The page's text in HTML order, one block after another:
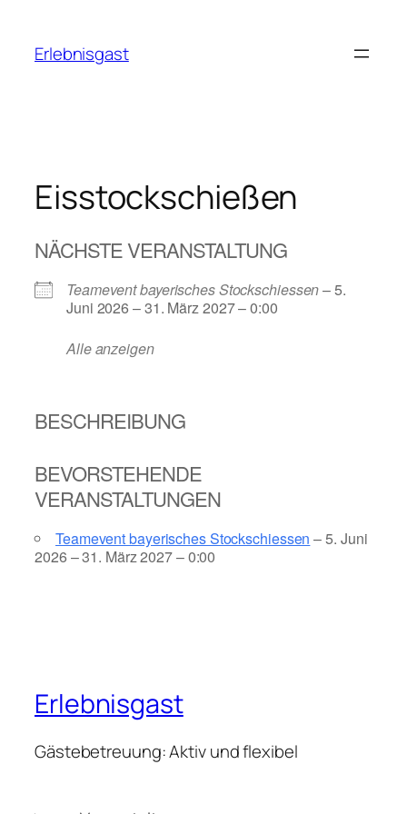
springen
Erlebnisgast
Eisstockschießen
NÄCHSTE VERANSTALTUNG
Teamevent bayerisches Stockschiessen– 5.
Juni 2026 – 31. März 2027 – 0:00
Alle anzeigen
BESCHREIBUNG
BEVORSTEHENDE
VERANSTALTUNGEN
Teamevent bayerisches Stockschiessen – 5. Juni
2026 – 31. März 2027 – 0:00
Erlebnisgast
Gästebetreuung: Aktiv und flexibel